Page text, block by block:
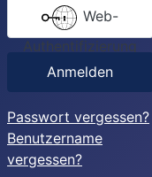
Web-
Authentifizierung
Anmelden
Passwort vergessen?
Benutzername
vergessen?